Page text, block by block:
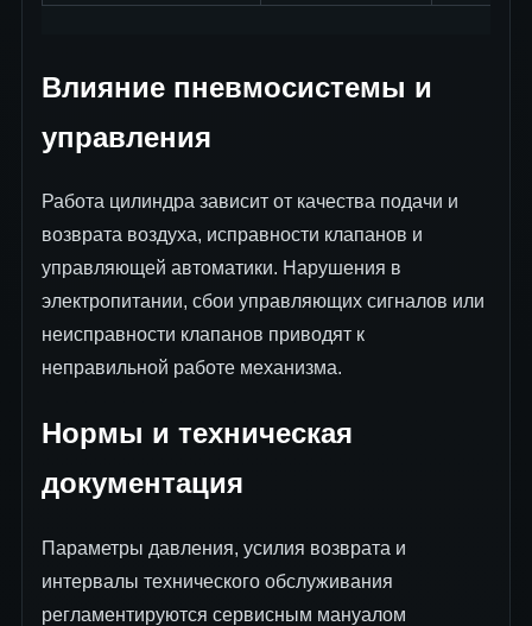
Влияние пневмосистемы и
управления
Работа цилиндра зависит от качества подачи и
возврата воздуха, исправности клапанов и
управляющей автоматики. Нарушения в
электропитании, сбои управляющих сигналов или
неисправности клапанов приводят к
неправильной работе механизма.
Нормы и техническая
документация
Параметры давления, усилия возврата и
интервалы технического обслуживания
регламентируются сервисным мануалом